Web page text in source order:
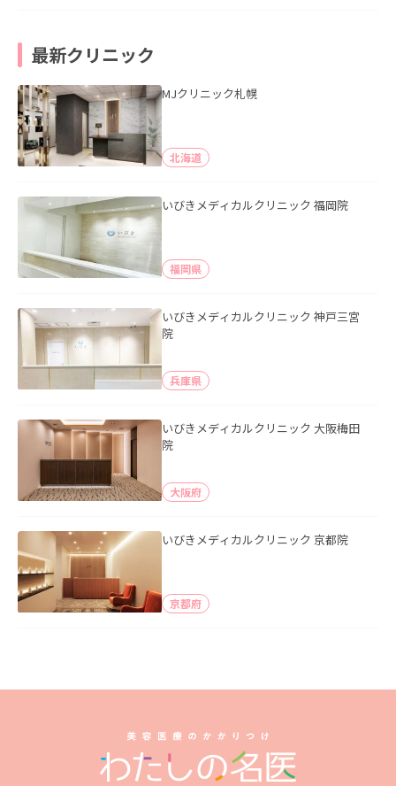
最新クリニック
MJクリニック札幌
北海道
いびきメディカルクリニック 福岡院
福岡県
いびきメディカルクリニック 神戸三宮
院
兵庫県
いびきメディカルクリニック 大阪梅田
院
大阪府
いびきメディカルクリニック 京都院
京都府